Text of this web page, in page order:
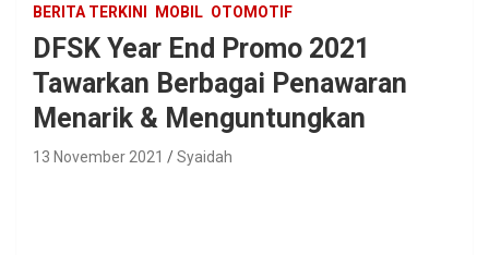
BERITA TERKINI MOBIL OTOMOTIF
DFSK Year End Promo 2021
Tawarkan Berbagai Penawaran
Menarik & Menguntungkan
13 November 2021 Syaidah